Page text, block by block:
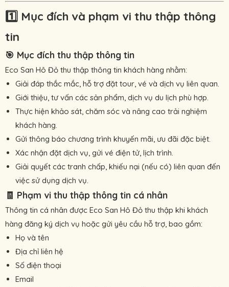
1️⃣ Mục đích và phạm vi thu thập thông
tin
🎯 Mục đích thu thập thông tin
Eco San Hô Đỏ thu thập thông tin khách hàng nhằm:
Giải đáp thắc mắc, hỗ trợ đặt tour, vé và dịch vụ liên quan.
Giới thiệu, tư vấn các sản phẩm, dịch vụ du lịch phù hợp.
Thực hiện khảo sát, chăm sóc và nâng cao trải nghiệm
khách hàng.
Gửi thông báo chương trình khuyến mãi, ưu đãi đặc biệt.
Xác nhận đặt dịch vụ, gửi vé điện tử, lịch trình.
Giải quyết các tranh chấp, khiếu nại (nếu có) liên quan đến
việc sử dụng dịch vụ.
🧾 Phạm vi thu thập thông tin cá nhân
Thông tin cá nhân được Eco San Hô Đỏ thu thập khi khách
hàng đăng ký dịch vụ hoặc gửi yêu cầu hỗ trợ, bao gồm:
Họ và tên
Địa chỉ liên hệ
Số điện thoại
Email